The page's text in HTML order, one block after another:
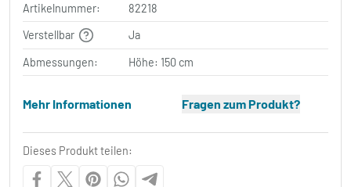
Artikelnummer:
82218
Verstellbar
Ja
Abmessungen: Höhe: 150 cm
Mehr Informationen Fragen zum Produkt?
Dieses Produkt teilen: